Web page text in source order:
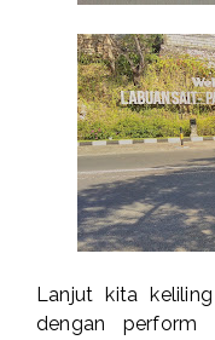
Lanjut kita keliling
dengan perform